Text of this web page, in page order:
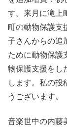
す。来月に滝上
町の動物保護支
子さんからの追
ために動物保護
物保護支援をし
します。私の投
うございます。
音楽世中の内藤